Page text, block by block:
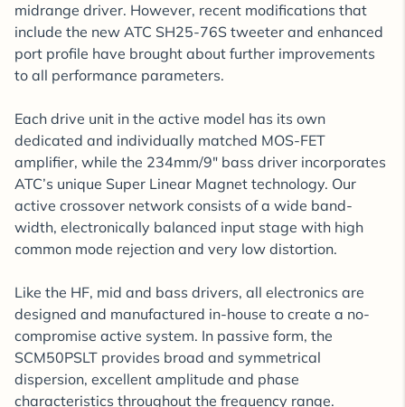
midrange driver. However, recent modifications that
include the new ATC SH25-76S tweeter and enhanced
port profile have brought about further improvements
to all performance parameters.
Each drive unit in the active model has its own
dedicated and individually matched MOS-FET
amplifier, while the 234mm/9″ bass driver incorporates
ATC’s unique Super Linear Magnet technology. Our
active crossover network consists of a wide band-
width, electronically balanced input stage with high
common mode rejection and very low distortion.
Like the HF, mid and bass drivers, all electronics are
designed and manufactured in-house to create a no-
compromise active system. In passive form, the
SCM50PSLT provides broad and symmetrical
dispersion, excellent amplitude and phase
characteristics throughout the frequency range.